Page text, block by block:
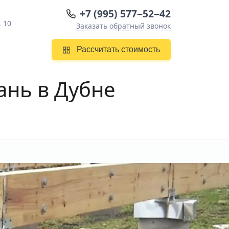
10
+7 (995) 577−52−42
Заказать обратный звонок
Рассчитать стоимость
в Дубне